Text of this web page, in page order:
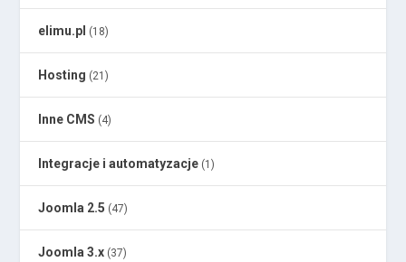
elimu.pl (18)
Hosting (21)
Inne CMS (4)
Integracje i automatyzacje (1)
Joomla 2.5 (47)
Joomla 3.x (37)